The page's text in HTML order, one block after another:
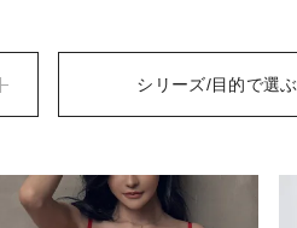
シリーズ/目的で選ぶ